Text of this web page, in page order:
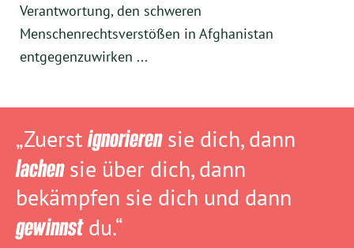
Verantwortung, den schweren
Menschenrechtsverstößen in Afghanistan
entgegenzuwirken ...
„Zuerstignorierensie dich, dann
lachensie über dich, dann
bekämpfen sie dich und dann
gewinnstdu.“